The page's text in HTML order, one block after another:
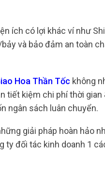
ích có lợi khác ví như
và bảo đảm an toàn
Hoa Thần Tốc không
tiết kiệm chi phí thời gian
ngân sách luân chuyển.
giải pháp hoàn hảo
ty đối tác kinh doanh 1